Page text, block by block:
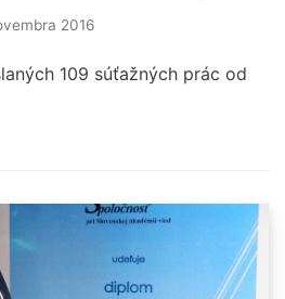
2016
109 súťažných prác od